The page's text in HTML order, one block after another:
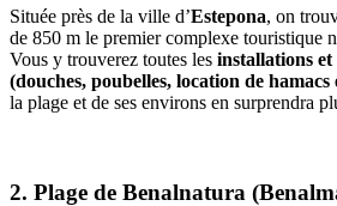
Située près de la ville d’Estepona, on
de 850 m le premier complexe touristique
Vous y trouverez toutes les installations et
(douches, poubelles, location de hamacs
la plage et de ses environs en surprendra
2. Plage de Benalnatura